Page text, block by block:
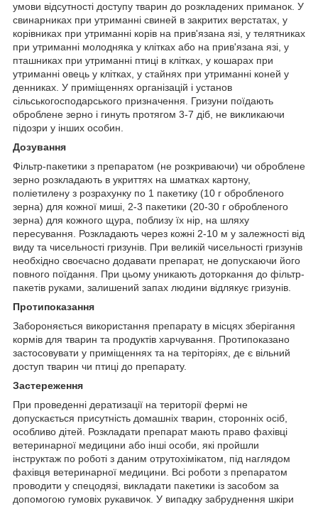
умови відсутності доступу тварин до розкладених приманок. У
свинарниках при утриманні свиней в закритих верстатах, у
корівниках при утриманні корів на прив'язана язі, у телятниках
при утриманні молодняка у клітках або на прив'язана язі, у
пташниках при утриманні птиці в клітках, у кошарах при
утриманні овець у клітках, у стайнях при утриманні коней у
денниках. У приміщеннях організацій і установ
сільськогосподарського призначення. Гризуни поїдають
оброблене зерно і гинуть протягом 3-7 діб, не викликаючи
підозри у інших особин.
Дозування
Фільтр-пакетики з препаратом (не розкриваючи) чи оброблене
зерно розкладають в укриттях на шматках картону,
поліетилену з розрахунку по 1 пакетику (10 г обробленого
зерна) для кожної миші, 2-3 пакетики (20-30 г обробленого
зерна) для кожного щура, поблизу їх нір, на шляху
пересування. Розкладають через кожні 2-10 м у залежності від
виду та чисельності гризунів. При великій чисельності гризунів
необхідно своєчасно додавати препарат, не допускаючи його
повного поїдання. При цьому уникають доторкання до фільтр-
пакетів руками, залишений запах людини відлякує гризунів.
Протипоказання
Забороняється використання препарату в місцях зберігання
кормів для тварин та продуктів харчування. Протипоказано
застосовувати у приміщеннях та на теріторіях, де є вільний
доступ тварин чи птиці до препарату.
Застереження
При проведенні дератизації на території фермі не
допускається присутність домашніх тварин, сторонніх осіб,
особливо дітей. Розкладати препарат мають право фахівці
ветеринарної медицини або інші особи, які пройшли
інструктаж по роботі з даним отрутохімікатом, під наглядом
фахівця ветеринарної медицини. Всі роботи з препаратом
проводити у спецодязі, викладати пакетики із засобом за
допомогою гумовіх рукавичок. У випадку забруднення шкіри